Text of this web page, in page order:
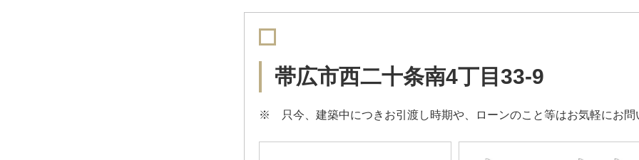
帯広市西二十条南4丁目33-9
※ 只今、建築中につきお引渡し時期や、ローンのこと等はお気軽にお問